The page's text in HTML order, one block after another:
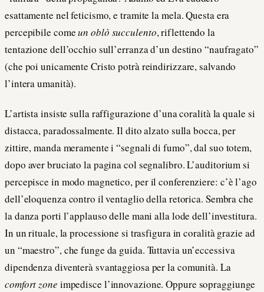
esattamente nel feticismo, e tramite la mela. Questa era
percepibile comeun oblò succulento, riflettendo la
tentazione dell’occhio sull’erranza d’un destino “naufragato”
(che poi unicamente Cristo potrà reindirizzare, salvando
l’intera umanità).
L’artista insiste sulla raffigurazione d’una coralità la quale si
distacca, paradossalmente. Il dito alzato sulla bocca, per
zittire, manda meramente i “segnali di fumo”, dal suo totem,
dopo aver bruciato la pagina col segnalibro. L’auditorium si
percepisce in modo magnetico, per il conferenziere: c’è l’ago
dell’eloquenza contro il ventaglio della retorica. Sembra che
la danza porti l’applauso delle mani alla lode dell’investitura.
In un rituale, la processione si trasfigura in coralità grazie ad
un “maestro”, che funge da guida. Tuttavia un’eccessiva
dipendenza diventerà svantaggiosa per la comunità. La
comfort zone impedisce l’innovazione. Oppure sopraggiunge